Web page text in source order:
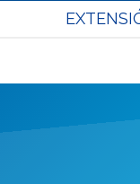
Químicas y Farmacéuticas